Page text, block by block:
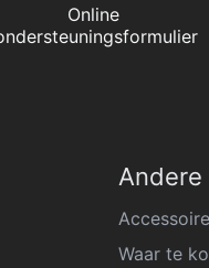
Online
Waar te